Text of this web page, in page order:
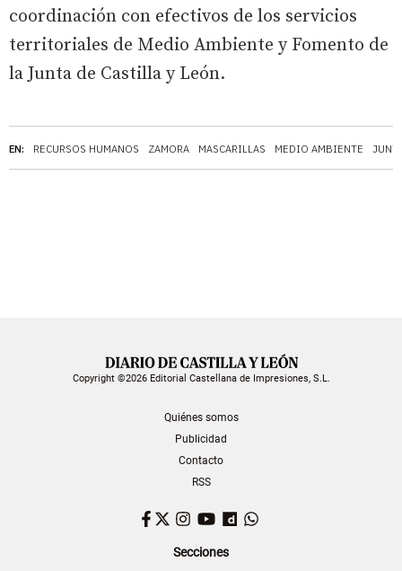
EN: RECURSOS HUMANOS ZAMORA MASCARILLAS MEDIO AMBIENTE
coordinación con efectivos de los servicios
territoriales de Medio Ambiente y Fomento de
la Junta de Castilla y León.
Copyright ©2026 Editorial Castellana de Impresiones, S.L.
Quiénes somos
Publicidad
Contacto
RSS
Facebook
TwitterInstagram
YouTubeDailymotion
Secciones